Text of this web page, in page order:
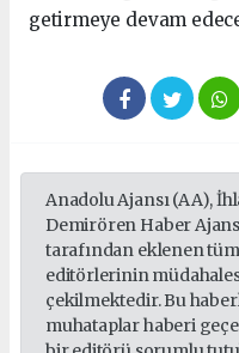
getirmeye devam
Anadolu Ajansı (AA),
Demirören Haber
tarafından eklenen
editörlerinin
çekilmektedir. Bu
muhataplar haberi